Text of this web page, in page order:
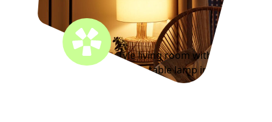
Cozy scandinavian style living room with a rack,
a comfortable seat and a table lamp in winter.